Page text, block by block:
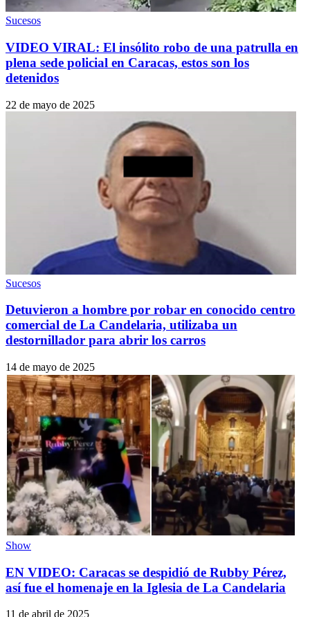
Sucesos
VIDEO VIRAL: El insólito robo de una patrulla en
plena sede policial en Caracas, estos son los
detenidos
22 de mayo de 2025
Sucesos
Detuvieron a hombre por robar en conocido centro
comercial de La Candelaria, utilizaba un
destornillador para abrir los carros
14 de mayo de 2025
Show
EN VIDEO: Caracas se despidió de Rubby Pérez,
así fue el homenaje en la Iglesia de La Candelaria
11 de abril de 2025